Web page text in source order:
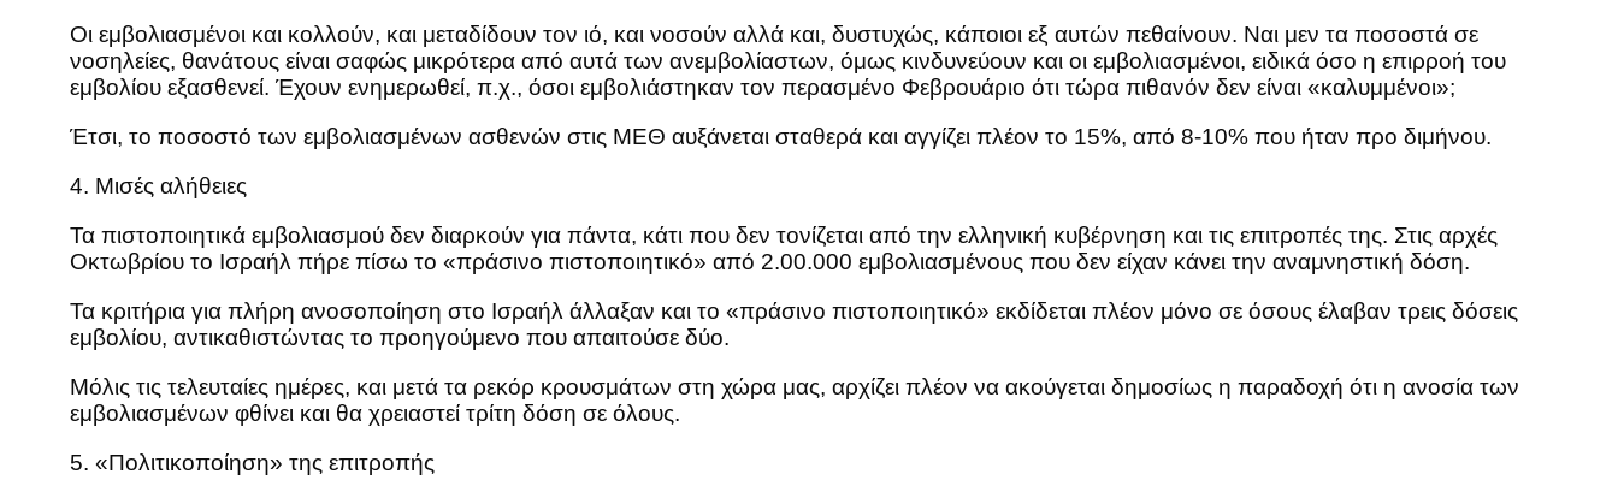
Οι εμβολιασμένοι και κολλούν, και μεταδίδουν τον ιό, και νοσούν αλλά και, δυστυχώς, κάποιοι εξ αυτών πεθαίνουν. Ναι μεν τα ποσοστά σε
νοσηλείες, θανάτους είναι σαφώς μικρότερα από αυτά των ανεμβολίαστων, όμως κινδυνεύουν και οι εμβολιασμένοι, ειδικά όσο η επιρροή του
εμβολίου εξασθενεί. Έχουν ενημερωθεί, π.χ., όσοι εμβολιάστηκαν τον περασμένο Φεβρουάριο ότι τώρα πιθανόν δεν είναι «καλυμμένοι»;
Έτσι, το ποσοστό των εμβολιασμένων ασθενών στις ΜΕΘ αυξάνεται σταθερά και αγγίζει πλέον το 15%, από 8-10% που ήταν προ διμήνου.
4. Μισές αλήθειες
Τα πιστοποιητικά εμβολιασμού δεν διαρκούν για πάντα, κάτι που δεν τονίζεται από την ελληνική κυβέρνηση και τις επιτροπές της. Στις αρχές
Οκτωβρίου το Ισραήλ πήρε πίσω το «πράσινο πιστοποιητικό» από 2.00.000 εμβολιασμένους που δεν είχαν κάνει την αναμνηστική δόση.
Τα κριτήρια για πλήρη ανοσοποίηση στο Ισραήλ άλλαξαν και το «πράσινο πιστοποιητικό» εκδίδεται πλέον μόνο σε όσους έλαβαν τρεις δόσεις
εμβολίου, αντικαθιστώντας το προηγούμενο που απαιτούσε δύο.
Μόλις τις τελευταίες ημέρες, και μετά τα ρεκόρ κρουσμάτων στη χώρα μας, αρχίζει πλέον να ακούγεται δημοσίως η παραδοχή ότι η ανοσία των
εμβολιασμένων φθίνει και θα χρειαστεί τρίτη δόση σε όλους.
5. «Πολιτικοποίηση» της επιτροπής